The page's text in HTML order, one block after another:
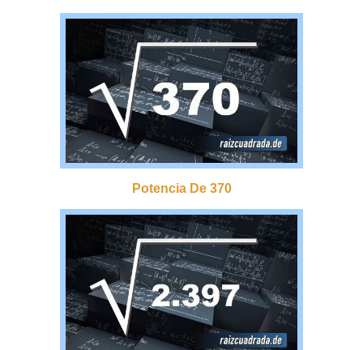
Potencia De 370